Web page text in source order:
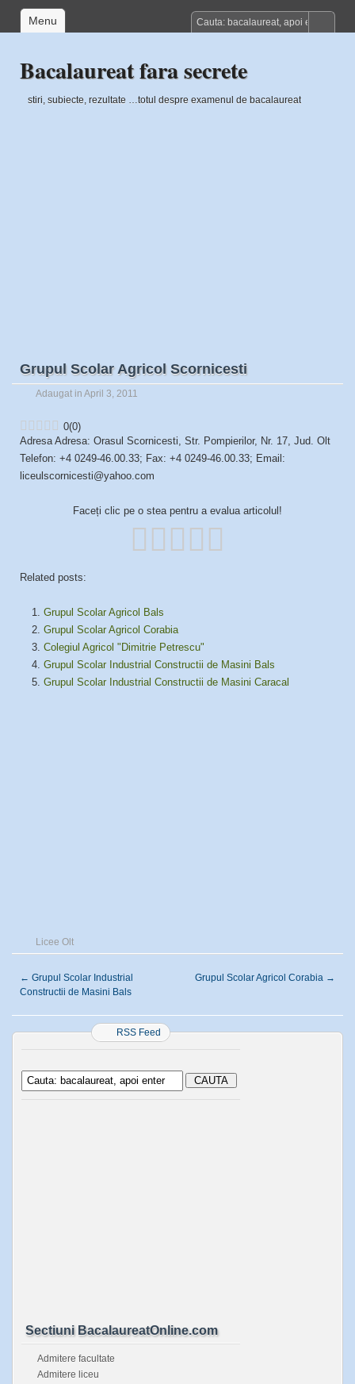
Menu
Bacalaureat fara secrete
stiri, subiecte, rezultate …totul despre examenul de bacalaureat
Grupul Scolar Agricol Scornicesti
Adaugat in April 3, 2011
0(0)
Adresa Adresa: Orasul Scornicesti, Str. Pompierilor, Nr. 17, Jud. Olt
Telefon: +4 0249-46.00.33; Fax: +4 0249-46.00.33; Email:
liceulscornicesti@yahoo.com
Faceți clic pe o stea pentru a evalua articolul!
Related posts:
Grupul Scolar Agricol Bals
Grupul Scolar Agricol Corabia
Colegiul Agricol "Dimitrie Petrescu"
Grupul Scolar Industrial Constructii de Masini Bals
Grupul Scolar Industrial Constructii de Masini Caracal
Licee Olt
← Grupul Scolar Industrial
Constructii de Masini Bals
Grupul Scolar Agricol Corabia →
RSS Feed
Sectiuni BacalaureatOnline.com
Admitere facultate
Admitere liceu